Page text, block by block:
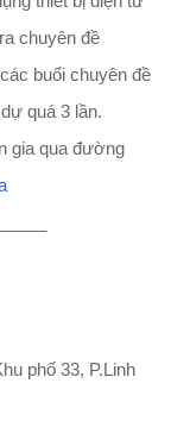
chuyên đề
buổi chuyên đề
quá 3 lần.
gia qua đường
phố 33, P.Linh